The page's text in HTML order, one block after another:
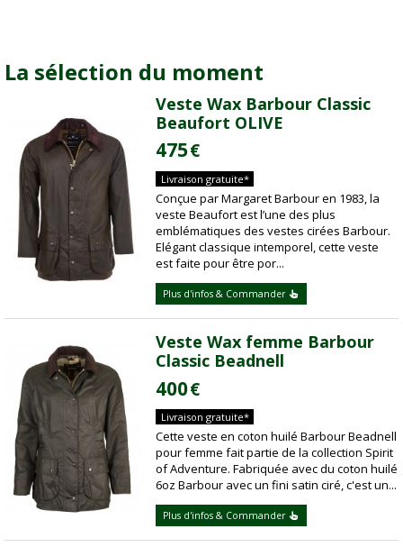
La sélection du moment
Veste Wax Barbour Classic
Beaufort OLIVE
475€
Livraison gratuite*
Conçue par Margaret Barbour en 1983, la
veste Beaufort est l’une des plus
emblématiques des vestes cirées Barbour.
Elégant classique intemporel, cette veste
est faite pour être por...
Plus d'infos & Commander
Veste Wax femme Barbour
Classic Beadnell
400€
Livraison gratuite*
Cette veste en coton huilé Barbour Beadnell
pour femme fait partie de la collection Spirit
of Adventure. Fabriquée avec du coton huilé
6oz Barbour avec un fini satin ciré, c'est un...
Plus d'infos & Commander